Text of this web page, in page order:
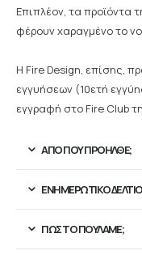
Επιπλέον, τα προϊόντα
φέρουν χαραγμένο το
Η Fire Design, επίσης,
εγγυήσεων (10ετή
εγγραφή στο Fire Club
ΑΠΟ ΠΟΥ ΠΡΟΉΛΘΕ;
ΕΝΗΜΕΡΩΤΙΚΌ ΔΕΛΤΊΟ
ΠΏΣ ΤΟ ΠΟΥΛΆΜΕ;